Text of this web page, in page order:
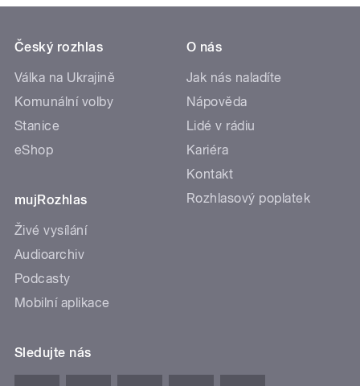
Český rozhlas
Válka na Ukrajině
Komunální volby
Stanice
eShop
mujRozhlas
Živé vysílání
Audioarchiv
Podcasty
Mobilní aplikace
O nás
Jak nás naladíte
Nápověda
Lidé v rádiu
Kariéra
Kontakt
Rozhlasový poplatek
Sledujte nás